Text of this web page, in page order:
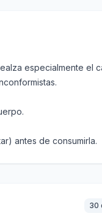
especialmente el
antes de consumirla.
30